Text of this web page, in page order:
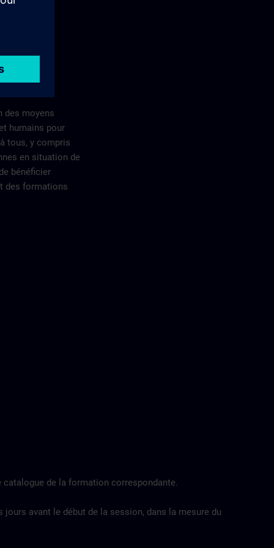
des moyens
humains pour
tous, y compris
en situation de
bénéficier
des formations
de la formation correspondante.
avant le début de la session, dans la mesure du